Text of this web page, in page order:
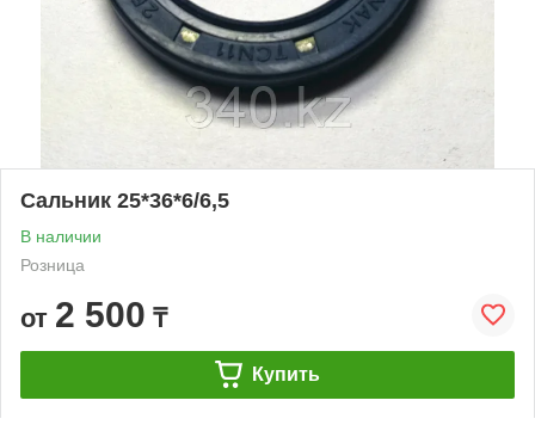
Сальник 25*36*6/6,5
В наличии
Розница
от 2 500 ₸
Купить